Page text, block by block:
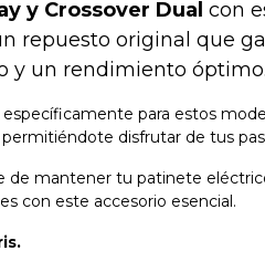
y Crossover Dual con
repuesto original que
y un rendimiento óptimo.
para estos
permitiéndote disfrutar de tus
de mantener tu patinete
con este accesorio esencial.